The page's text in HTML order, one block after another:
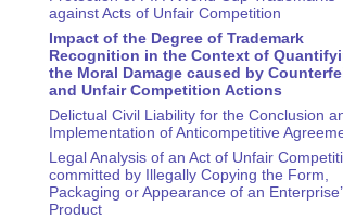
against Acts of Unfair Competition
Impact of the Degree of Trademark
Recognition in the Context of
the Moral Damage caused by
and Unfair Competition Actions
Delictual Civil Liability for the Conclusion
Implementation of Anticompetitive
Legal Analysis of an Act of Unfair
committed by Illegally Copying the Form,
Packaging or Appearance of an
Product